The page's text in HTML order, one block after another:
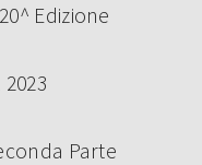
Edizione
Parte